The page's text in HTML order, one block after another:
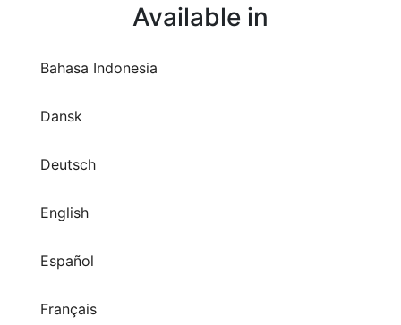
Available in
Bahasa Indonesia
Dansk
Deutsch
English
Español
Français